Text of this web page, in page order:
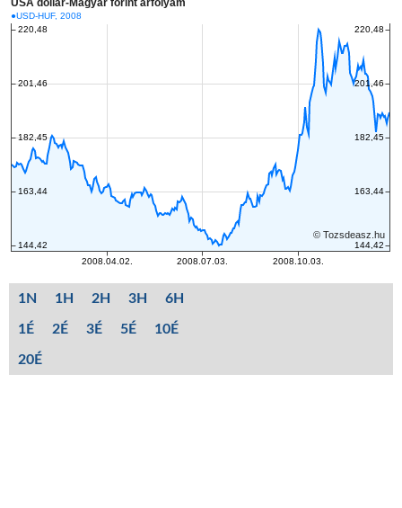
1N 1H 2H 3H 6H
1É 2É 3É 5É 10É
20É